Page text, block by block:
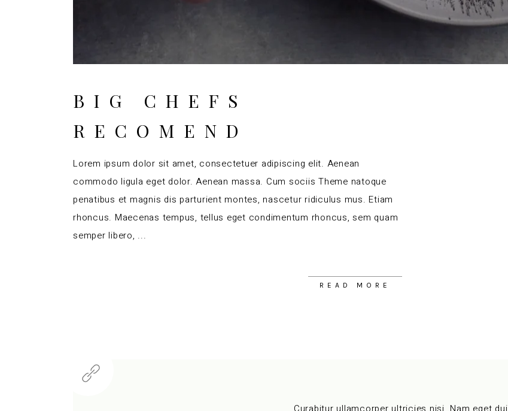
BIG CHEFS
RECOMEND
Lorem ipsum dolor sit amet, consectetuer adipiscing elit. Aenean
commodo ligula eget dolor. Aenean massa. Cum sociis Theme natoque
penatibus et magnis dis parturient montes, nascetur ridiculus mus. Etiam
rhoncus. Maecenas tempus, tellus eget condimentum rhoncus, sem quam
semper libero,
READ MORE